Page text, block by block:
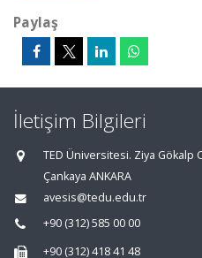
Paylaş
İletişim Bilgileri
TED Üniversitesi. Ziya Gökalp
Çankaya ANKARA
avesis@tedu.edu.tr
+90 (312) 585 00 00
+90 (312) 418 41 48